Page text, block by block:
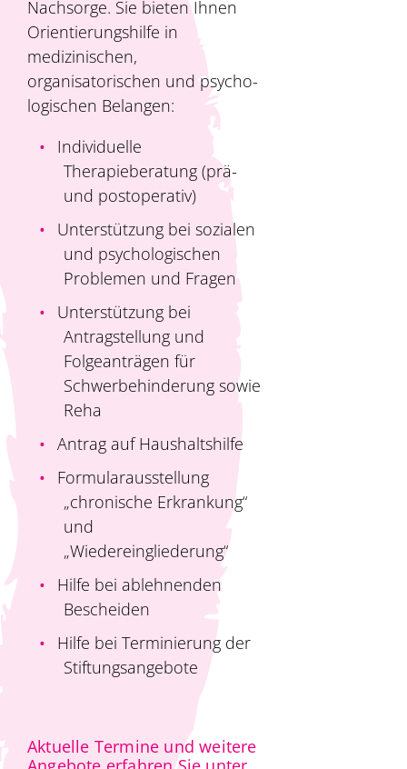
Nachsorge. Sie bieten Ihnen
Orientierungshilfe in
medizinischen,
organisatorischen und ­psycho­
logischen Belangen:
Individuelle
Therapieberatung (prä-
und postoperativ)
Unterstützung bei sozialen
und psychologischen
Problemen und Fragen
Unterstützung bei
Antragstellung und
Folgeanträgen für
Schwerbehinderung sowie
Reha
Antrag auf Haushaltshilfe
Formularausstellung
„chronische Erkrankung“
und
„Wiedereingliederung“
Hilfe bei ablehnenden
Bescheiden
Hilfe bei Terminierung der
Stiftungsangebote
Aktuelle Termine und weitere